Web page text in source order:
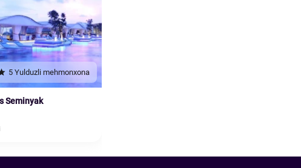
5 Yulduzli mehmonxona
Seminyak